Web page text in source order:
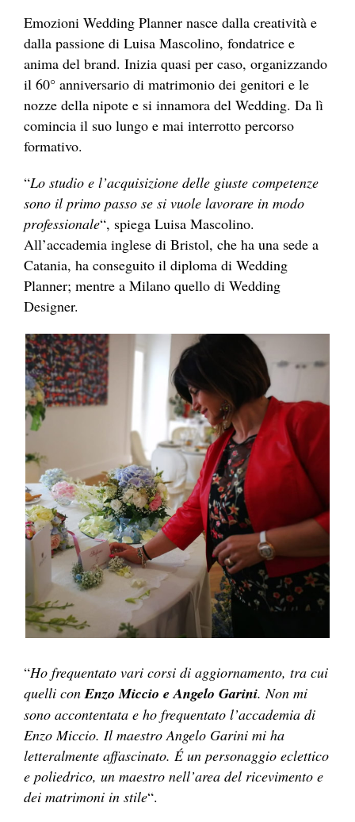
Emozioni Wedding Planner nasce dalla creatività e
dalla passione di Luisa Mascolino, fondatrice e
anima del brand. Inizia quasi per caso, organizzando
il 60° anniversario di matrimonio dei genitori e le
nozze della nipote e si innamora del Wedding. Da lì
comincia il suo lungo e mai interrotto percorso
formativo.
“Lo studio e l’acquisizione delle giuste competenze
sono il primo passo se si vuole lavorare in modo
professionale“, spiega Luisa Mascolino.
All’accademia inglese di Bristol, che ha una sede a
Catania, ha conseguito il diploma di Wedding
Planner; mentre a Milano quello di Wedding
Designer.
“Ho frequentato vari corsi di aggiornamento, tra cui
quelli conEnzo Miccio e Angelo Garini. Non mi
sono accontentata e ho frequentato l’accademia di
Enzo Miccio. Il maestro Angelo Garini mi ha
letteralmente affascinato. É un personaggio eclettico
e poliedrico, un maestro nell’area del ricevimento e
dei matrimoni in stile“.